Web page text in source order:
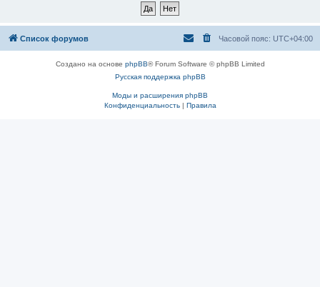
Список форумов Часовой пояс: UTC+04:00
Создано на основе phpBB® Forum Software © phpBB Limited
Русская поддержка phpBB
Моды и расширения phpBB
Конфиденциальность| Правила